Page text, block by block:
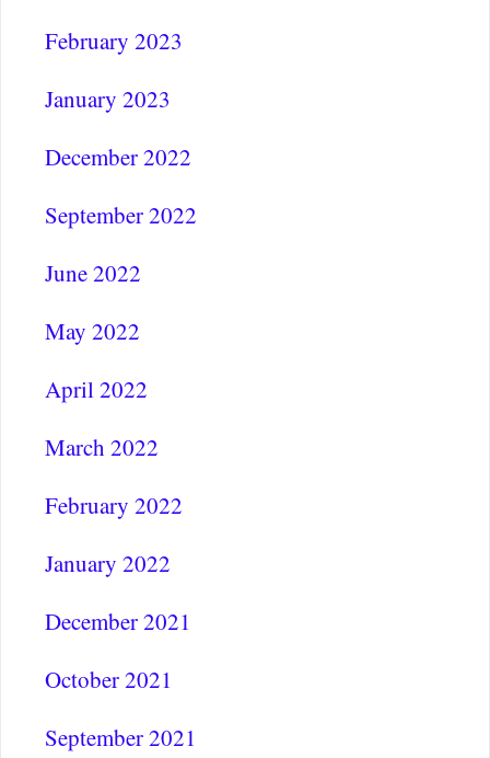
February 2023
January 2023
December 2022
September 2022
June 2022
May 2022
April 2022
March 2022
February 2022
January 2022
December 2021
October 2021
September 2021